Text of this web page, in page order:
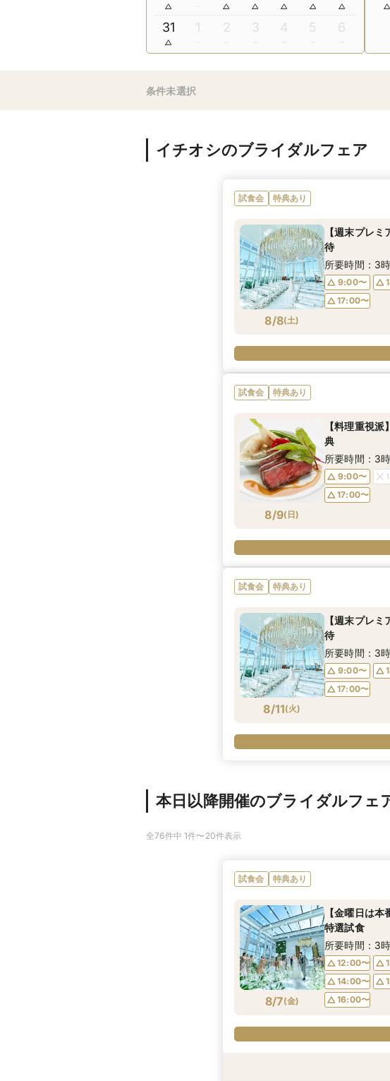
31 1 2 3 4 5 6
条件未選択
イチオシのブライダルフェア
試食会 特典あり
8/8(土)
【週末プレ
待
所要時間：3
9:00〜
17:00〜
試食会 特典あり
8/9( 日)
【料理重視
典
所要時間：3
9:00〜
17:00〜
試食会 特典あり
8/11(火)
【週末プレ
待
所要時間：3
9:00〜
17:00〜
本日以降開催のブライダルフェ
全76件中 1件〜20件表示
試食会 特典あり
8/7(金)
【金曜日は
特選試食
所要時間：3
12:00〜
14:00〜
16:00〜